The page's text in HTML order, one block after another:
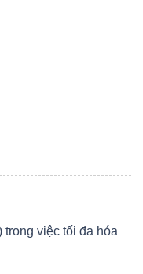
trong việc tối đa hóa